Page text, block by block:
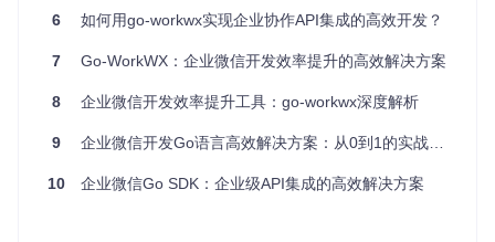
严格安全配置的金融级应用，都能找到合适的适配方案。
// 示例：配置自定义HTTP客户端
client := workwx.NewClient(
    workwx.WithCorpID(
"your_corp_id" ),
    workwx.WithAgentID(
1000001 ),
    workwx.WithAppSecret(
"your_app_secret"),
        Timeout:
30 * time.Second,
6 如何用go-workwx实现企业协作API集成的高效开发？
7 Go-WorkWX：企业微信开发效率提升的高效解决方案
8 企业微信开发效率提升工具：go-workwx深度解析
9 企业微信开发Go语言高效解决方案：从0到1的实战指南
10 企业微信Go SDK：企业级API集成的高效解决方案